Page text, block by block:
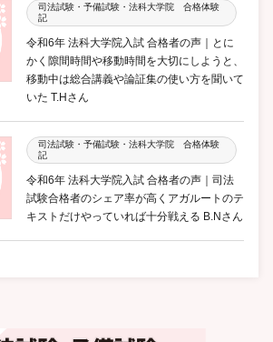
司法試験・予備試験・法科大学院 合格体験
記
令和6年 法科大学院入試 合格者の声｜とに
かく隙間時間や移動時間を大切にしようと、
移動中は総合講義や論証集の使い方を聞いて
いた T.Hさん
司法試験・予備試験・法科大学院 合格体験
記
令和6年 法科大学院入試 合格者の声｜司法
試験合格者のシェア率が高くアガルートのテ
キストだけやっていれば十分戦える B.Nさん